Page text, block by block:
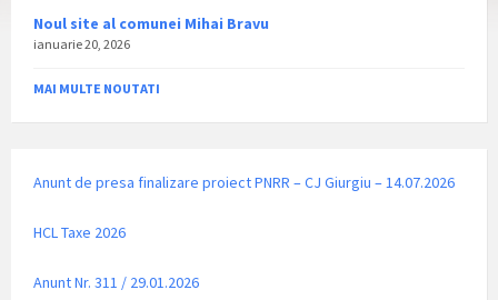
Noul site al comunei Mihai Bravu
ianuarie 20, 2026
MAI MULTE NOUTATI
Anunt de presa finalizare proiect PNRR – CJ Giurgiu – 14.07.2026
HCL Taxe 2026
Anunt Nr. 311 / 29.01.2026